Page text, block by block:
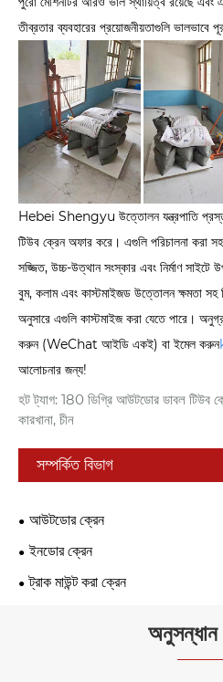
তীব্রতার ব্যবহারের প্রয়োজনীয়তাগুলি ভালভাবে
Hebei Shengyu উত্তোলন যন্ত্রপাতি
টিউব ক্রেন অফার করে। এগুলি পরিচালনা করা
সজ্জিত, উচ্চ-উত্থান সংস্কার এবং নির্মাণ সাইটে
বুম, কলাম এবং কাস্টমাইজড উত্তোলন ক্ষমতা সহ
অনুসারে এগুলি কাস্টমাইজ করা যেতে পারে।
করুন (WeChat আইডি একই) বা ইমেল করুন
আলোচনার জন্য!
হট ট্যাগ: 180 ডিগ্রি আউটডোর ডাবল টিউব
কারখানা, চীন
সম্পর্কিত বিভাগ
আউটডোর ক্রেন
ইনডোর ক্রেন
ট্রাক মাউন্ট করা ক্রেন
অনুসন্ধান